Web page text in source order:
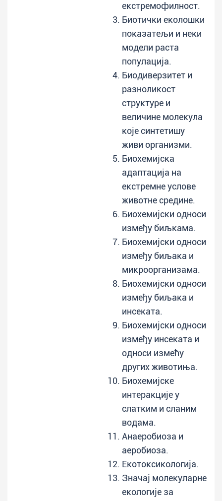
екстремофилност.
Биотички еколошки
показатељи и неки
модели раста
популација.
Биодиверзитет и
разноликост
структуре и
величине молекула
које синтетишу
живи организми.
Биохемијска
адаптација на
екстремне услове
животне средине.
Биохемијски односи
између биљкама.
Биохемијски односи
између биљака и
микроорганизама.
Биохемијски односи
између биљака и
инсеката.
Биохемијски односи
између инсеката и
односи измећу
других животиња.
Биохемијске
интеракције у
слатким и сланим
водама.
Анаеробиоза и
аеробиоза.
Екотоксикологија.
Значај молекуларне
екологије за